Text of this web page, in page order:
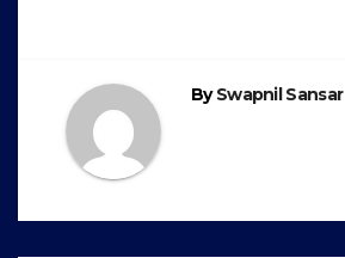
BySwapnil Sansar